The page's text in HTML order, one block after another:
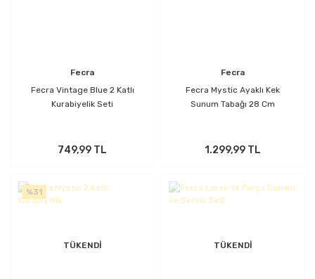
Fecra
Fecra Vintage Blue 2 Katlı
Kurabiyelik Seti
749,99 TL
Fecra
Fecra Mystic Ayaklı Kek
Sunum Tabağı 28 Cm
1.299,99 TL
%31
TÜKENDİ TÜKENDİ